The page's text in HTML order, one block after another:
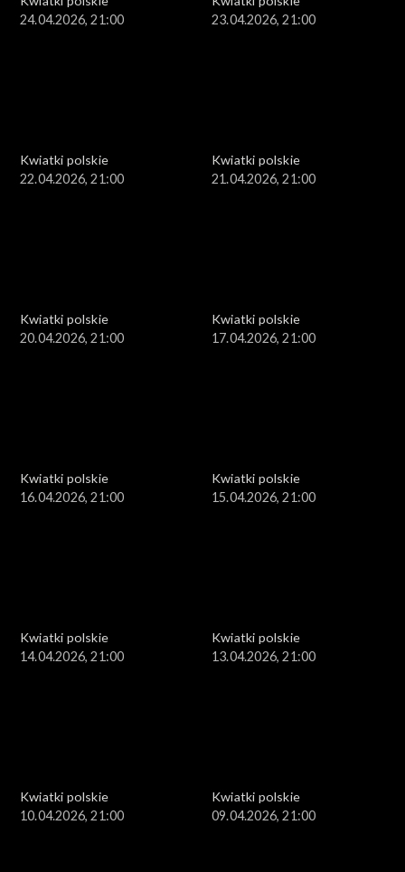
24.04.2026, 21:00
23.04.2026, 21:00
Kwiatki polskie
22.04.2026, 21:00
Kwiatki polskie
21.04.2026, 21:00
Kwiatki polskie
20.04.2026, 21:00
Kwiatki polskie
17.04.2026, 21:00
Kwiatki polskie
16.04.2026, 21:00
Kwiatki polskie
15.04.2026, 21:00
Kwiatki polskie
14.04.2026, 21:00
Kwiatki polskie
13.04.2026, 21:00
Kwiatki polskie
10.04.2026, 21:00
Kwiatki polskie
09.04.2026, 21:00